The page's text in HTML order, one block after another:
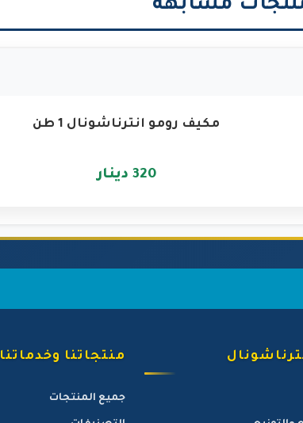
مشابهة
مكيف رومو انترناشونال 1 طن
320 دينار
منتجاتنا وخدماتنا
جميع المنتجات